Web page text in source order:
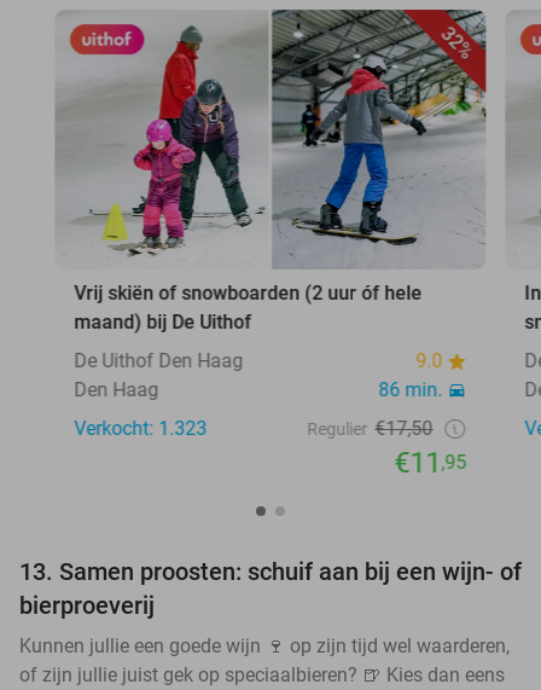
32%
Vrij skiën of snowboarden (2 uur óf hele
maand) bij De Uithof
De Uithof Den Haag
9.0
Den Haag
86 min.
Verkocht: 1.323
Regulier €17,50
€11,95
13. Samen proosten: schuif aan bij een wijn- of
bierproeverij
Kunnen jullie een goede wijn 🍷 op zijn tijd wel waarderen,
of zijn jullie juist gek op speciaalbieren? 🍺 Kies dan eens